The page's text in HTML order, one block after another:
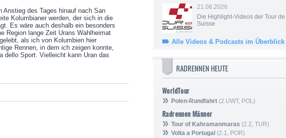
Anstieg des Tages hinauf nach San
Kolumbianer werden, der sich in die
Es wäre auch deshalb ein besonders
Region lange Zeit Urans Wahlheimat
als ich von Kolumbien hier
Rennen, in dem ich zeigen konnte,
dello Sport. Vielleicht kann Uran das
21.06.2026
Die Highlight-Videos der Tour de
Suisse
Alle Videos & Podcasts im Überblick
RADRENNEN HEUTE
WorldTour
Polen-Rundfahrt (2.UWT, POL)
Radrennen Männer
Tour of Kahramanmaras (2.2, TUR)
Volta a Portugal (2.1, POR)